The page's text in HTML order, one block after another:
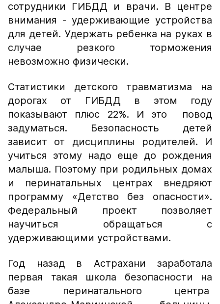
сотрудники ГИБДД и врачи. В центре
внимания - удерживающие устройства
для детей. Удержать ребенка на руках в
случае резкого торможения
невозможно физически.
Статистики детского травматизма на
дорогах от ГИБДД в этом году
показывают плюс 22%. И это повод
задуматься. Безопасность детей
зависит от дисциплины родителей. И
учиться этому надо еще до рождения
малыша. Поэтому при родильных домах
и перинатальных центрах внедряют
программу «Детство без опасности».
Федеральный проект позволяет
научиться обращаться с
удерживающими устройствами.
Год назад в Астрахани заработала
первая такая школа безопасности на
базе перинатального центра